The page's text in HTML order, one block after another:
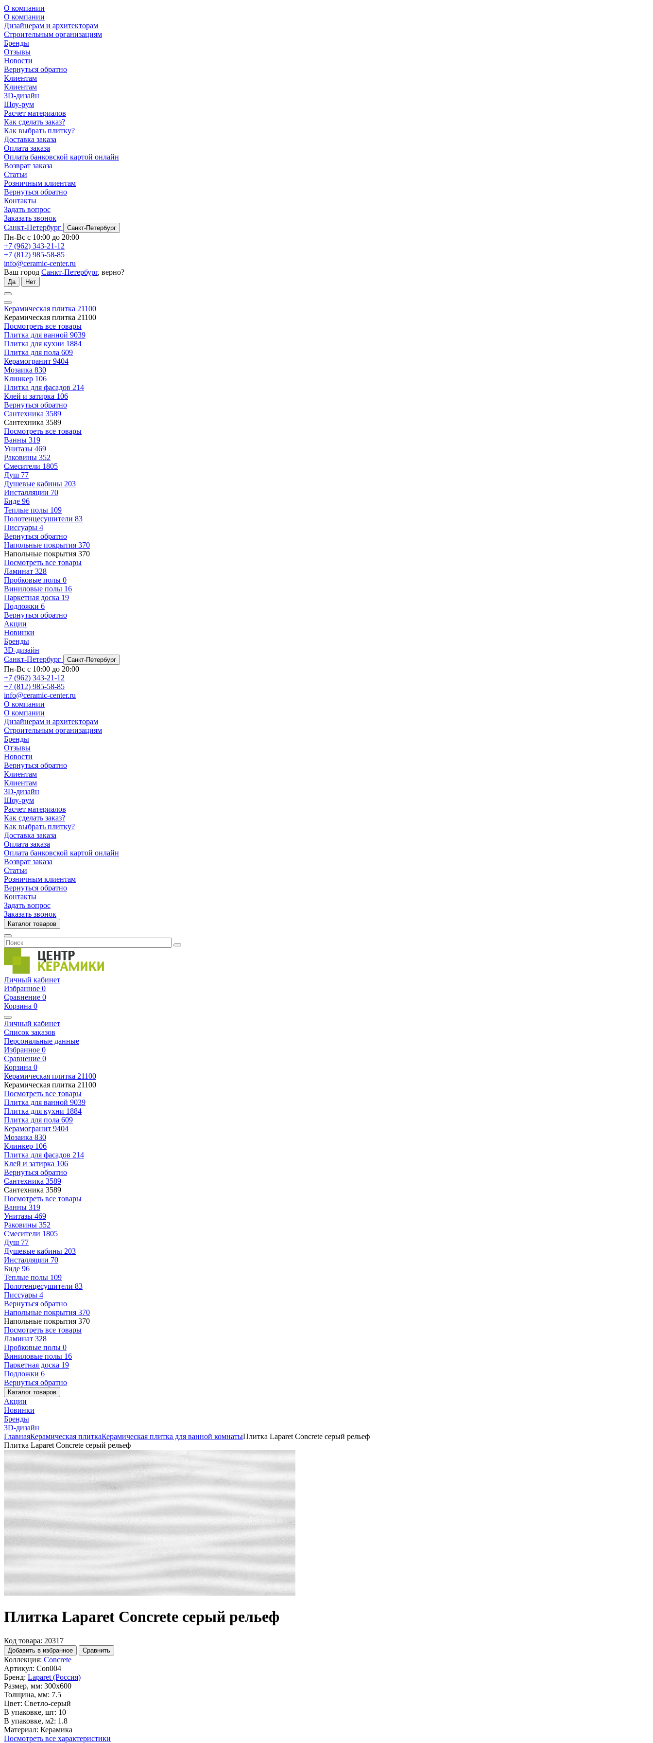
О компании
О компании
Дизайнерам и архитекторам
Строительным организациям
Бренды
Отзывы
Новости
Вернуться обратно
Клиентам
Клиентам
3D-дизайн
Шоу-рум
Расчет материалов
Как сделать заказ?
Как выбрать плитку?
Доставка заказа
Оплата заказа
Оплата банковской картой онлайн
Возврат заказа
Статьи
Розничным клиентам
Вернуться обратно
Контакты
Задать вопрос
Заказать звонок
Санкт-Петербург
Санкт-Петербург
Пн-Вс с 10:00 до 20:00
+7 (962) 343-21-12
+7 (812) 985-58-85
info@ceramic-center.ru
Ваш город Санкт-Петербург, верно?
Да Нет
Керамическая плитка 21100
Керамическая плитка 21100
Посмотреть все товары
Плитка для ванной 9039
Плитка для кухни 1884
Плитка для пола 609
Керамогранит 9404
Мозаика 830
Клинкер 106
Плитка для фасадов 214
Клей и затирка 106
Вернуться обратно
Сантехника 3589
Сантехника 3589
Посмотреть все товары
Ванны 319
Унитазы 469
Раковины 352
Смесители 1805
Душ 77
Душевые кабины 203
Инсталляции 70
Биде 96
Теплые полы 109
Полотенцесушители 83
Писсуары 4
Вернуться обратно
Напольные покрытия 370
Напольные покрытия 370
Посмотреть все товары
Ламинат 328
Пробковые полы 0
Виниловые полы 16
Паркетная доска 19
Подложки 6
Вернуться обратно
Акции
Новинки
Бренды
3D-дизайн
Санкт-Петербург
Санкт-Петербург
Пн-Вс с 10:00 до 20:00
+7 (962) 343-21-12
+7 (812) 985-58-85
info@ceramic-center.ru
О компании
О компании
Дизайнерам и архитекторам
Строительным организациям
Бренды
Отзывы
Новости
Вернуться обратно
Клиентам
Клиентам
3D-дизайн
Шоу-рум
Расчет материалов
Как сделать заказ?
Как выбрать плитку?
Доставка заказа
Оплата заказа
Оплата банковской картой онлайн
Возврат заказа
Статьи
Розничным клиентам
Вернуться обратно
Контакты
Задать вопрос
Заказать звонок
Каталог товаров
Личный кабинет
Избранное 0
Сравнение 0
Корзина 0
Личный кабинет
Список заказов
Персональные данные
Избранное 0
Сравнение 0
Корзина 0
Керамическая плитка 21100
Керамическая плитка 21100
Посмотреть все товары
Плитка для ванной 9039
Плитка для кухни 1884
Плитка для пола 609
Керамогранит 9404
Мозаика 830
Клинкер 106
Плитка для фасадов 214
Клей и затирка 106
Вернуться обратно
Сантехника 3589
Сантехника 3589
Посмотреть все товары
Ванны 319
Унитазы 469
Раковины 352
Смесители 1805
Душ 77
Душевые кабины 203
Инсталляции 70
Биде 96
Теплые полы 109
Полотенцесушители 83
Писсуары 4
Вернуться обратно
Напольные покрытия 370
Напольные покрытия 370
Посмотреть все товары
Ламинат 328
Пробковые полы 0
Виниловые полы 16
Паркетная доска 19
Подложки 6
Вернуться обратно
Каталог товаров
Акции
Новинки
Бренды
3D-дизайн
ГлавнаяКерамическая плиткаКерамическая плитка для ванной комнатыПлитка Laparet Concrete серый рельеф
Плитка Laparet Concrete серый рельеф
Плитка Laparet Concrete серый рельеф
Код товара: 20317
Добавить в избранное Сравнить
Коллекция: Concrete
Артикул: Con004
Бренд: Laparet (Россия)
Размер, мм: 300x600
Толщина, мм: 7.5
Цвет: Светло-серый
В упаковке, шт: 10
В упаковке, м2: 1.8
Материал: Керамика
Посмотреть все характеристики